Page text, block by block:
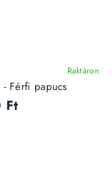
Raktáron
- Férfi papucs
Ft